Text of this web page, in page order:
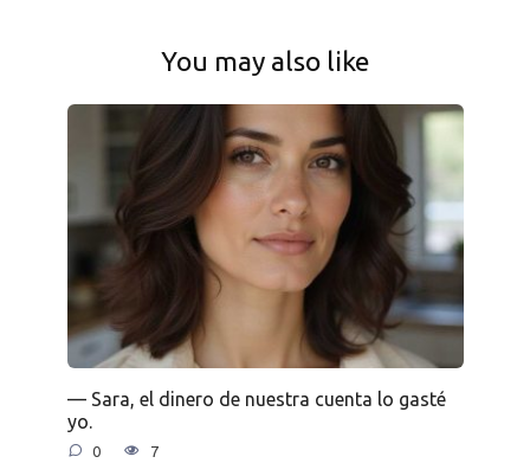
You may also like
— Sara, el dinero de nuestra cuenta lo gasté
yo.
0 7